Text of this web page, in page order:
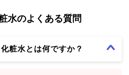
水のよくある質問
粧水とは何ですか？